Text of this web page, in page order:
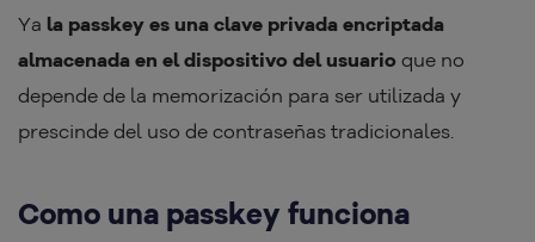
Ya la passkey es una clave privada encriptada
almacenada en el dispositivo del usuario que no
depende de la memorización para ser utilizada y
prescinde del uso de contraseñas tradicionales.
Como una passkey funciona